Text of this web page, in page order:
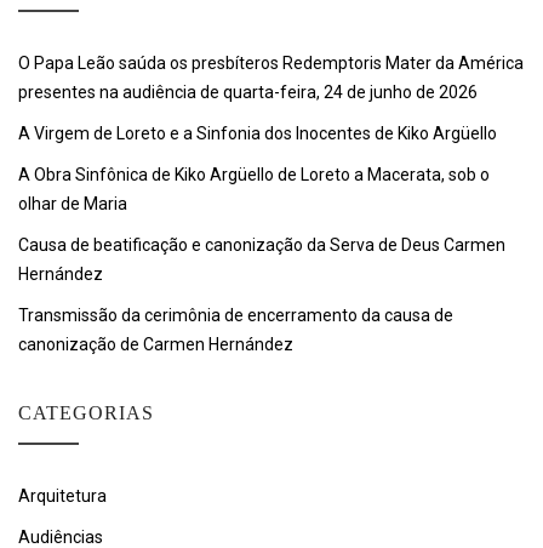
O Papa Leão saúda os presbíteros Redemptoris Mater da América
presentes na audiência de quarta-feira, 24 de junho de 2026
A Virgem de Loreto e a Sinfonia dos Inocentes de Kiko Argüello
A Obra Sinfônica de Kiko Argüello de Loreto a Macerata, sob o
olhar de Maria
Causa de beatificação e canonização da Serva de Deus Carmen
Hernández
Transmissão da cerimônia de encerramento da causa de
canonização de Carmen Hernández
CATEGORIAS
Arquitetura
Audiências